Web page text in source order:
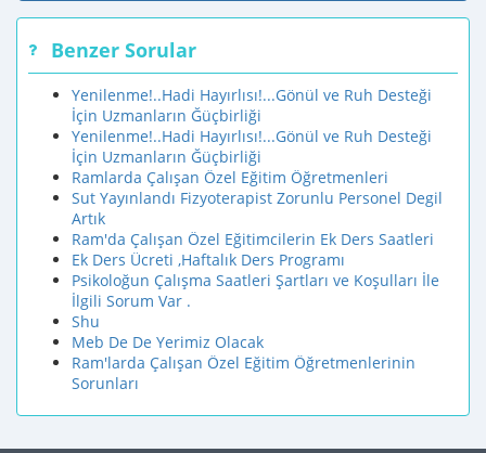
Benzer Sorular
Yenilenme!..Hadi Hayırlısı!...Gönül ve Ruh Desteği
İçin Uzmanların Ğüçbirliği
Yenilenme!..Hadi Hayırlısı!...Gönül ve Ruh Desteği
İçin Uzmanların Ğüçbirliği
Ramlarda Çalışan Özel Eğitim Öğretmenleri
Sut Yayınlandı Fizyoterapist Zorunlu Personel Degil
Artık
Ram'da Çalışan Özel Eğitimcilerin Ek Ders Saatleri
Ek Ders Ücreti ,Haftalık Ders Programı
Psikoloğun Çalışma Saatleri Şartları ve Koşulları İle
İlgili Sorum Var .
Shu
Meb De De Yerimiz Olacak
Ram'larda Çalışan Özel Eğitim Öğretmenlerinin
Sorunları